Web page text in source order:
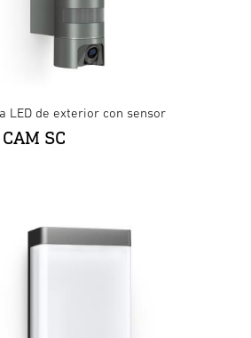
LED de exterior con sensor
SC